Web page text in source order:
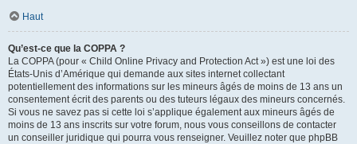
Haut
Qu’est-ce que la COPPA ?
La COPPA (pour « Child Online Privacy and Protection Act ») est une loi des
États-Unis d’Amérique qui demande aux sites internet collectant
potentiellement des informations sur les mineurs âgés de moins de 13 ans un
consentement écrit des parents ou des tuteurs légaux des mineurs concernés.
Si vous ne savez pas si cette loi s’applique également aux mineurs âgés de
moins de 13 ans inscrits sur votre forum, nous vous conseillons de contacter
un conseiller juridique qui pourra vous renseigner. Veuillez noter que phpBB